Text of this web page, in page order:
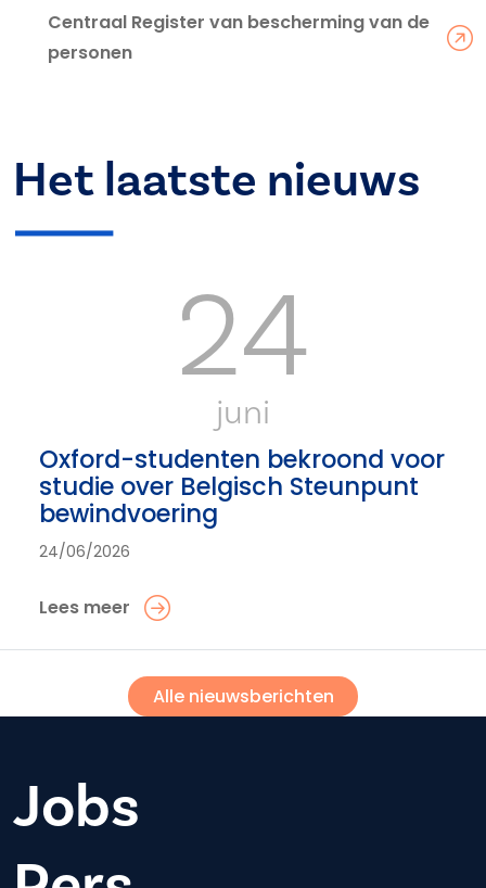
Centraal Register van bescherming van de
personen
Het laatste nieuws
24
juni
Oxford-studenten bekroond voor
studie over Belgisch Steunpunt
bewindvoering
24/06/2026
Lees meer
Alle nieuwsberichten
Jobs